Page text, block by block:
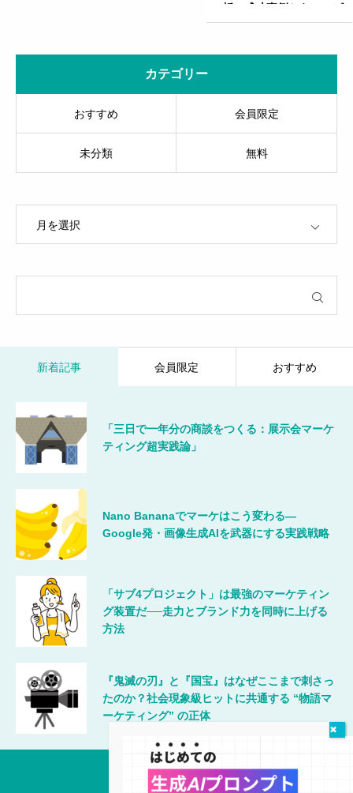
析・成功事例からコンビニス
イーツの課題まで～
カテゴリー
おすすめ 会員限定
未分類 無料
新着記事 会員限定 おすすめ
「三日で一年分の商談をつくる：展示会マーケ
ティング超実践論」
Nano Bananaでマーケはこう変わる―
Google発・画像生成AIを武器にする実践戦略
「サブ4プロジェクト」は最強のマーケティン
グ装置だ──走力とブランド力を同時に上げる
方法
『鬼滅の刃』と『国宝』はなぜここまで刺さっ
たのか？社会現象級ヒットに共通する “物語マ
ーケティング” の正体
唯一無二のマーケティング